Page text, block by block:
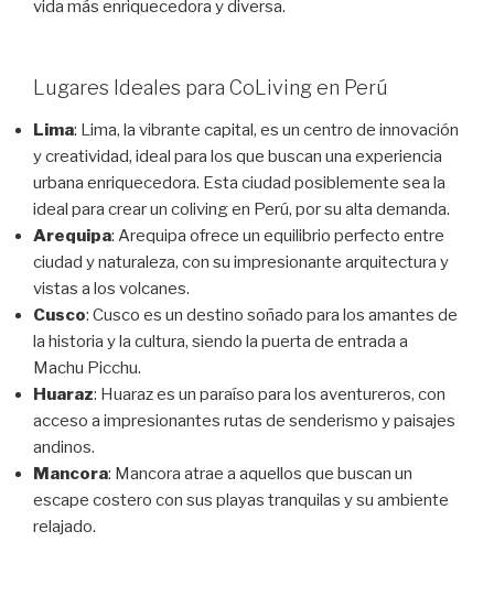
vida más enriquecedora y diversa.
Lugares Ideales para CoLiving en Perú
Lima: Lima, la vibrante capital, es un centro de innovación
y creatividad, ideal para los que buscan una experiencia
urbana enriquecedora. Esta ciudad posiblemente sea la
ideal para crear un coliving en Perú, por su alta demanda.
Arequipa: Arequipa ofrece un equilibrio perfecto entre
ciudad y naturaleza, con su impresionante arquitectura y
vistas a los volcanes.
Cusco: Cusco es un destino soñado para los amantes de
la historia y la cultura, siendo la puerta de entrada a
Machu Picchu.
Huaraz: Huaraz es un paraíso para los aventureros, con
acceso a impresionantes rutas de senderismo y paisajes
andinos.
Mancora: Mancora atrae a aquellos que buscan un
escape costero con sus playas tranquilas y su ambiente
relajado.